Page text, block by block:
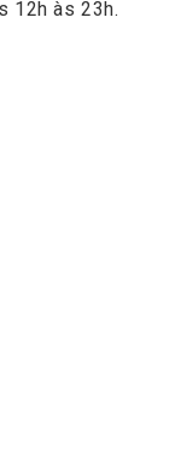
12h às 23h.